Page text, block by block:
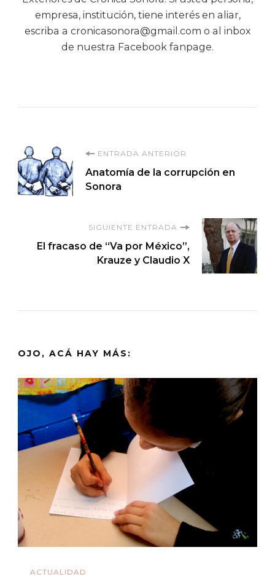
empresa, institución, tiene interés en aliar,
escriba a cronicasonora@gmail.com o al inbox
de nuestra Facebook fanpage.
Navegación
de
entradas
ENTRADA ANTERIOR
Anatomía de la corrupción en
Sonora
SIGUIENTE ENTRADA
El fracaso de “Va por México”,
Krauze y Claudio X
OJO, ACÁ HAY MÁS:
ACTUALIDAD